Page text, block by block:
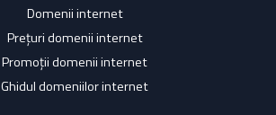
Domenii internet
Prețuri domenii internet
Promoții domenii internet
Ghidul domeniilor internet